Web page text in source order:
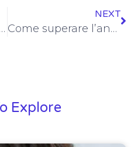
Trauma psicologico: conseguenze
NEXT
Come superare l’ansia: 3 tecniche facili
Explore